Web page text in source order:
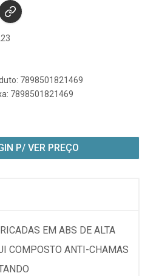
7898501821469
7898501821469
P/ VER PREÇO
EM ABS DE ALTA
COMPOSTO ANTI-CHAMAS